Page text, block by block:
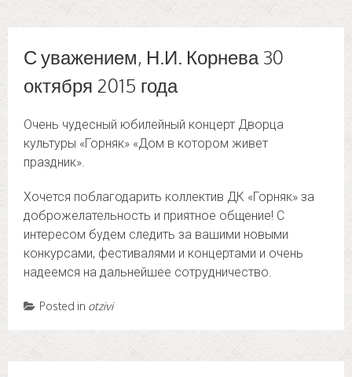
С уважением, Н.И. Корнева 30
октября 2015 года
Очень чудесный юбилейный концерт Дворца
культуры «Горняк» «Дом в котором живет
праздник».
Хочется поблагодарить коллектив ДК «Горняк» за
доброжелательность и приятное общение! С
интересом будем следить за вашими новыми
конкурсами, фестивалями и концертами и очень
надеемся на дальнейшее сотрудничество.
Posted in otzivi